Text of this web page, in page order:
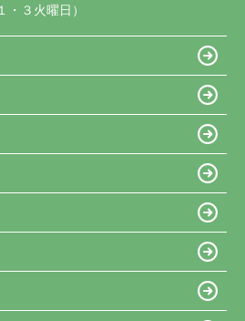
・３火曜日）